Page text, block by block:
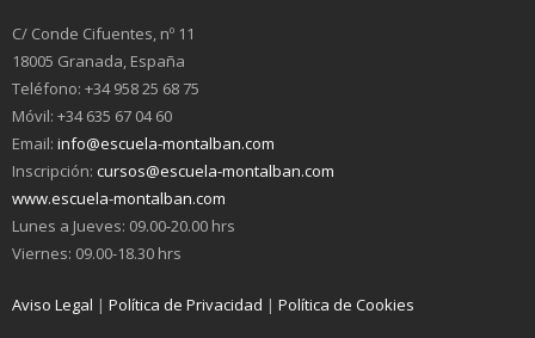
C/ Conde Cifuentes, nº 11
18005 Granada, España
Teléfono: +34 958 25 68 75
Móvil: +34 635 67 04 60
Email: info@escuela-montalban.com
Inscripción: cursos@escuela-montalban.com
www.escuela-montalban.com
Lunes a Jueves: 09.00-20.00 hrs
Viernes: 09.00-18.30 hrs
Aviso Legal | Política de Privacidad | Política de Cookies